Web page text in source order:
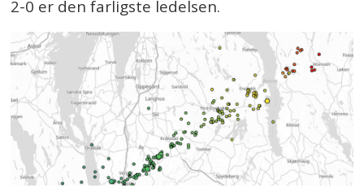
2-0 er den farligste ledelsen.